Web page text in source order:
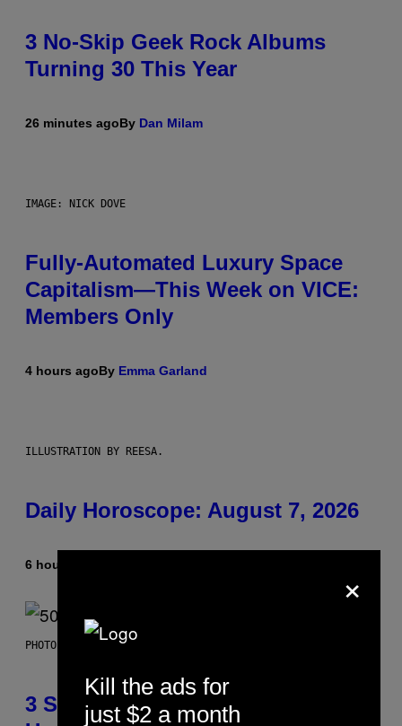
3 No-Skip Geek Rock Albums
Turning 30 This Year
26 minutes agoBy Dan Milam
IMAGE: NICK DOVE
Fully-Automated Luxury Space
Capitalism—This Week on VICE:
Members Only
4 hours agoBy Emma Garland
ILLUSTRATION BY REESA.
Daily Horoscope: August 7, 2026
6 hours ago
PHOTO BY GREGORY BOJORQUEZ/GETTY IMAGES
3 Songs That Were Commonly
×
Kill the ads for
just $2 a month